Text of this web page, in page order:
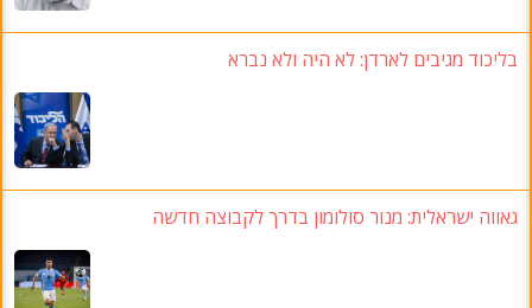
בליכוד מגיבים לארדן: לא היה ולא נברא
גאווה ישראלית: מנור סולומון בדרך לקבוצה חדשה